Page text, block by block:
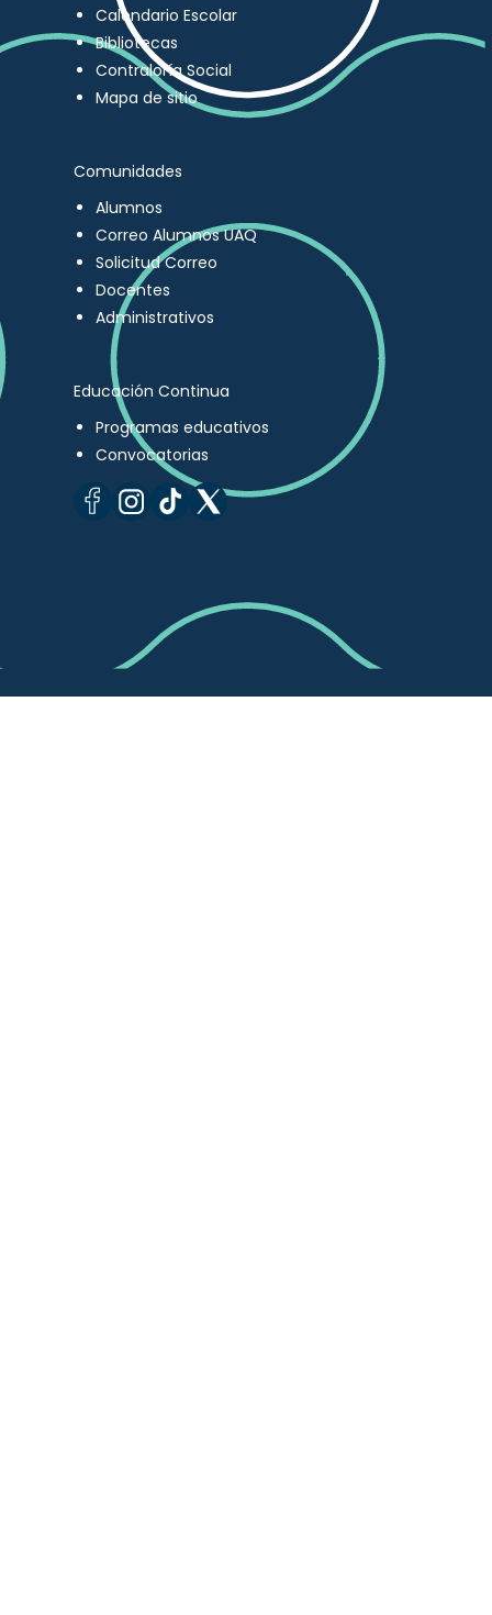
Calendario Escolar
Bibliotecas
Contraloría Social
Mapa de sitio
Comunidades
Alumnos
Correo Alumnos UAQ
Solicitud Correo
Docentes
Administrativos
Educación Continua
Programas educativos
Convocatorias